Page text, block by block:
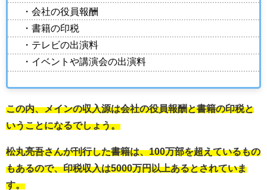
・会社の役員報酬
・書籍の印税
・テレビの出演料
・イベントや講演会の出演料
この内、メインの収入源は会社の役員報酬と書籍の印税と
いうことになるでしょう。
松丸亮吾さんが刊行した書籍は、100万部を超えているもの
もあるので、印税収入は5000万円以上あるとされていま
す。